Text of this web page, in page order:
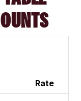
Rate